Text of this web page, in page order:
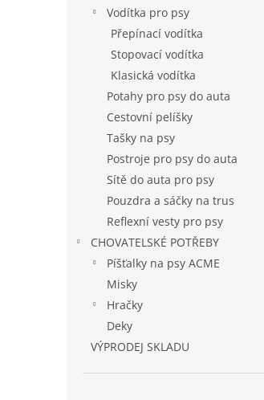
Vodítka pro psy
Přepínací vodítka
Stopovací vodítka
Klasická vodítka
Potahy pro psy do auta
Cestovní pelíšky
Tašky na psy
Postroje pro psy do auta
Sítě do auta pro psy
Pouzdra a sáčky na trus
Reflexní vesty pro psy
CHOVATELSKÉ POTŘEBY
Píšťalky na psy ACME
Misky
Hračky
Deky
VÝPRODEJ SKLADU